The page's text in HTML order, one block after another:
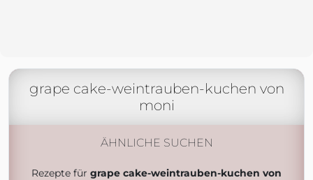
grape cake-weintrauben-kuchen von
moni
ÄHNLICHE SUCHEN
Rezepte für grape cake-weintrauben-kuchen von